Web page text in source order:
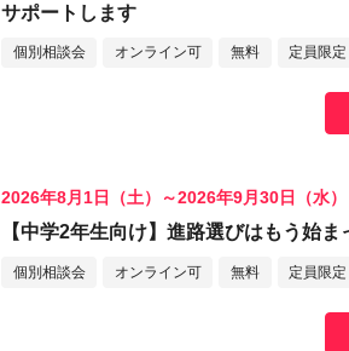
サポートします
個別相談会 オンライン可 無料 定員限定
2026年8月1日（土）～2026年9月30日（水）
【中学2年生向け】進路選びはもう始
個別相談会 オンライン可 無料 定員限定